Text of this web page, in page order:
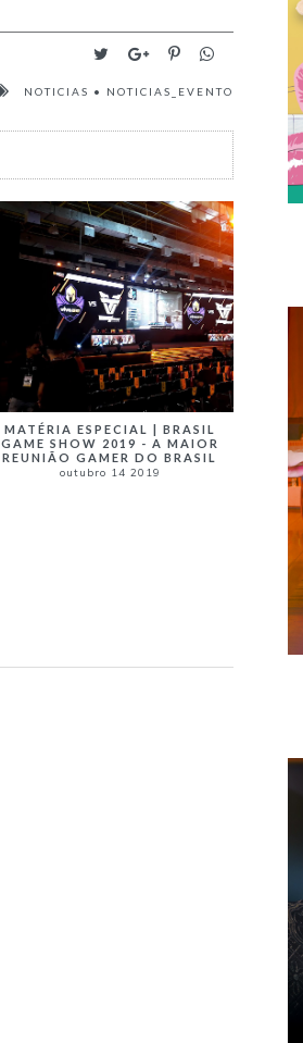
NOTICIAS • NOTICIAS_EVENTO
MATÉRIA ESPECIAL | BRASIL
GAME SHOW 2019 - A MAIOR
REUNIÃO GAMER DO BRASIL
outubro 14 2019